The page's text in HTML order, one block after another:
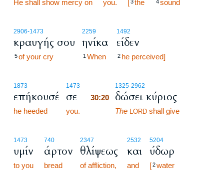
He shall show mercy on you. 3the 4sound
2906-1473
κραυγής σου
5of your cry
2259
ηνίκα
1 When
1492
είδεν
2 he perceived]
1873
επήκουσέ
he heeded
1473
σε
you.
1325-2962
30:20 δώσει κύριος
The LORD shall give
1473
υμίν
to you
740
άρτον
bread
2347
θλίψεως
of affliction,
2532
και
and
5204
ύδωρ
[2water